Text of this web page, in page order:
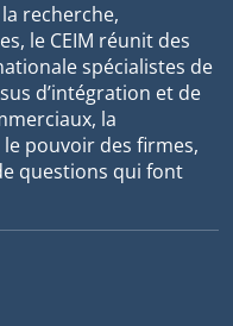
recherche,
le CEIM réunit des
spécialistes de
d’intégration et de
la
pouvoir des firmes,
questions qui font